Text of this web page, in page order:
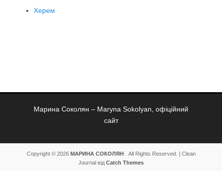
Херем
Марина Соколян – Maryna Sokolyan, офіційний
сайт
Copyright © 2026 МАРИНА СОКОЛЯН
. All Rights Reserved. | Clean
Journal від Catch Themes